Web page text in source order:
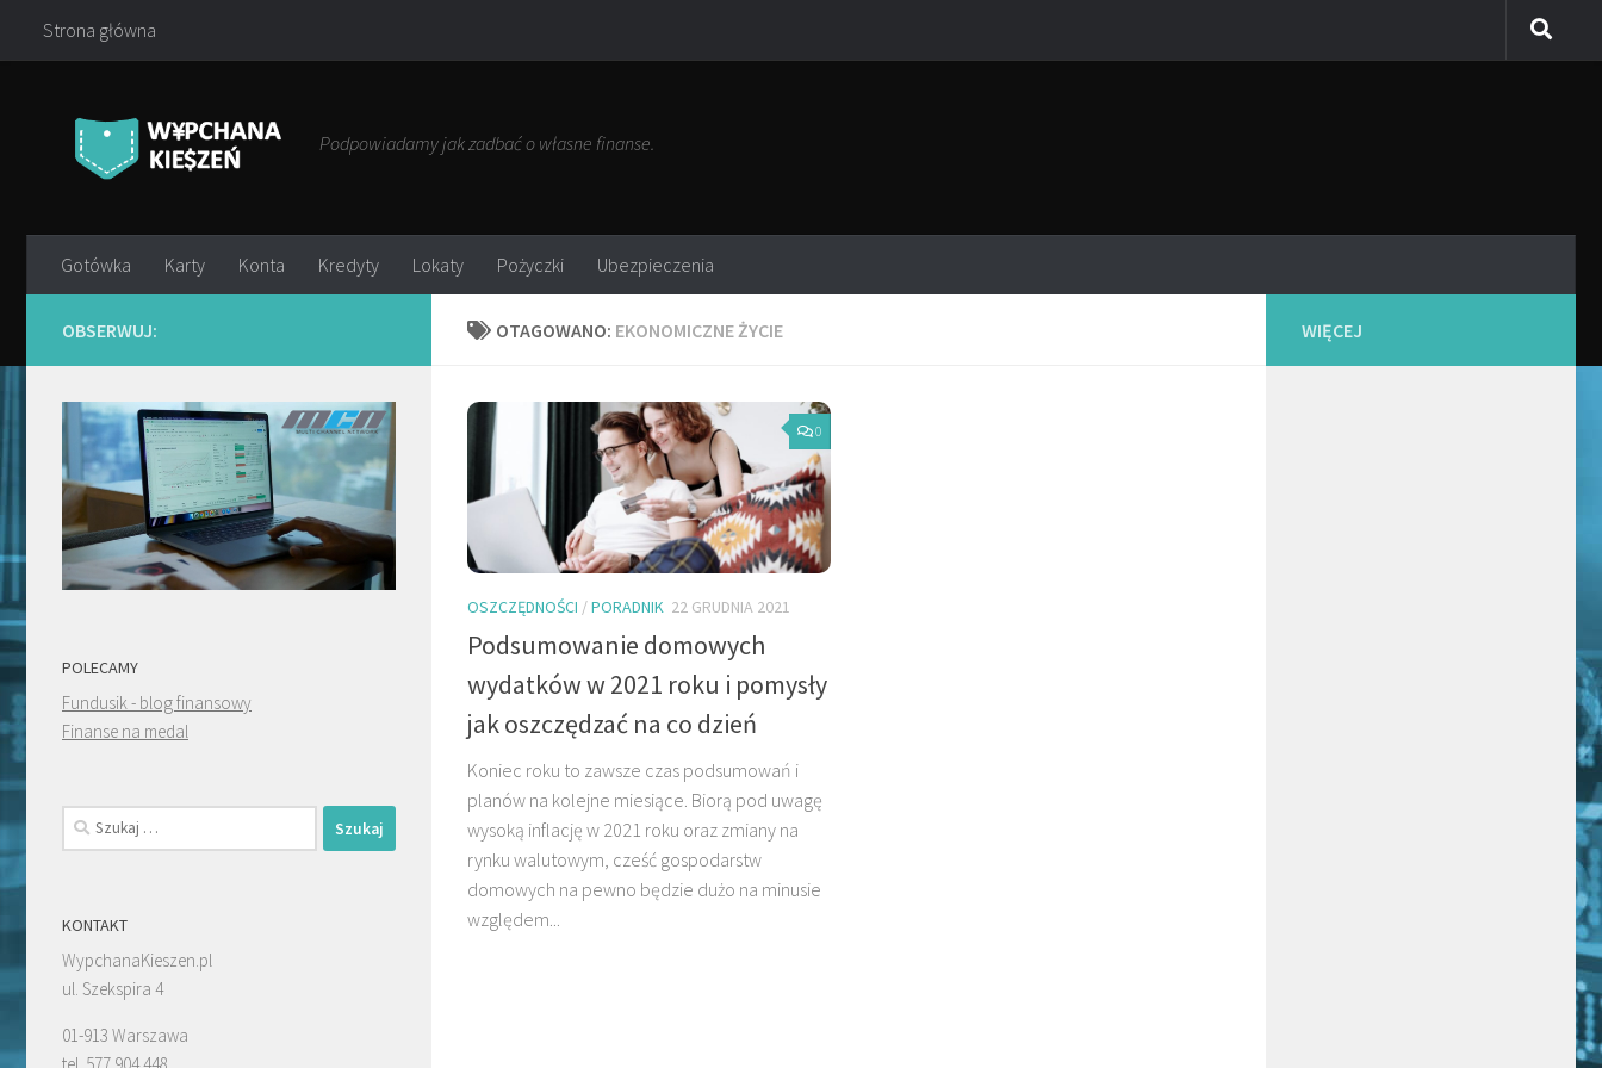
Przejdź do treści
Strona główna
Podpowiadamy jak zadbać o własne finanse.
Gotówka Karty Konta Kredyty Lokaty Pożyczki Ubezpieczenia
OTAGOWANO: EKONOMICZNE ŻYCIE
0
OSZCZĘDNOŚCI /PORADNIK 22 GRUDNIA 2021
Podsumowanie domowych
wydatków w 2021 roku i pomysły
jak oszczędzać na co dzień
Koniec roku to zawsze czas podsumowań i
planów na kolejne miesiące. Biorą pod uwagę
wysoką inflację w 2021 roku oraz zmiany na
rynku walutowym, cześć gospodarstw
domowych na pewno będzie dużo na minusie
względem...
OBSERWUJ:
POLECAMY
Fundusik - blog finansowy
Finanse na medal
Szukaj:
KONTAKT
WypchanaKieszen.pl
ul. Szekspira 4
01-913 Warszawa
WIĘCEJ